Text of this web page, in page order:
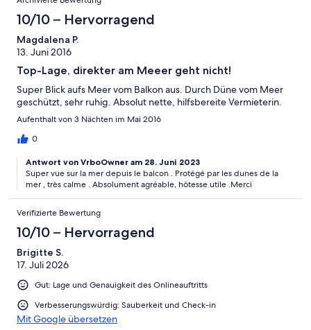
10/10 – Hervorragend
Magdalena P.
13. Juni 2016
Top-Lage, direkter am Meeer geht nicht!
Super Blick aufs Meer vom Balkon aus. Durch Düne vom Meer
geschützt, sehr ruhig. Absolut nette, hilfsbereite Vermieterin.
Aufenthalt von 3 Nächten im Mai 2016
0
Antwort von VrboOwner am 28. Juni 2023
Super vue sur la mer depuis le balcon . Protégé par les dunes de la
mer , très calme . Absolument agréable, hôtesse utile .Merci
Verifizierte Bewertung
10/10 – Hervorragend
Brigitte S.
17. Juli 2026
Gut: Lage und Genauigkeit des Onlineauftritts
Verbesserungswürdig: Sauberkeit und Check-in
Mit Google übersetzen